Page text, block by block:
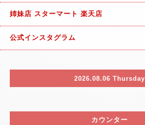
姉妹店 スターマート 楽天店
公式インスタグラム
2026.08.06 Thursday
カウンター